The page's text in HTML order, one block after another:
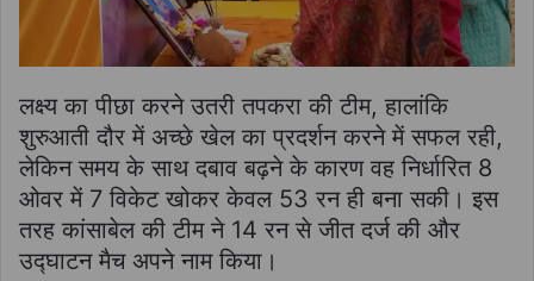
लक्ष्य का पीछा करने उतरी तपकरा की टीम, हालांकि
शुरुआती दौर में अच्छे खेल का प्रदर्शन करने में सफल रही,
लेकिन समय के साथ दबाव बढ़ने के कारण वह निर्धारित 8
ओवर में 7 विकेट खोकर केवल 53 रन ही बना सकी। इस
तरह कांसाबेल की टीम ने 14 रन से जीत दर्ज की और
उद्घाटन मैच अपने नाम किया।